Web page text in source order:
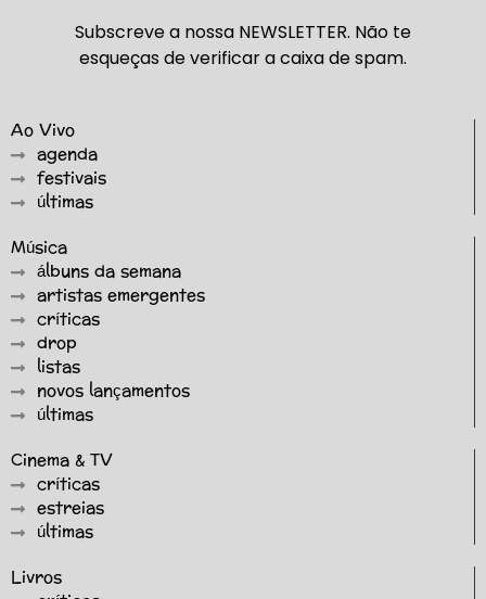
Subscreve a nossa NEWSLETTER. Não te
esqueças de verificar a caixa de spam.
Ao Vivo
agenda
festivais
últimas
Música
álbuns da semana
artistas emergentes
críticas
drop
listas
novos lançamentos
últimas
Cinema & TV
críticas
estreias
últimas
Livros